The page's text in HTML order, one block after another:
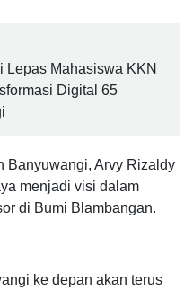
Lepas Mahasiswa KKN
Digital 65
Banyuwangi, Arvy Rizaldy
menjadi visi dalam
di Bumi Blambangan.
ke depan akan terus